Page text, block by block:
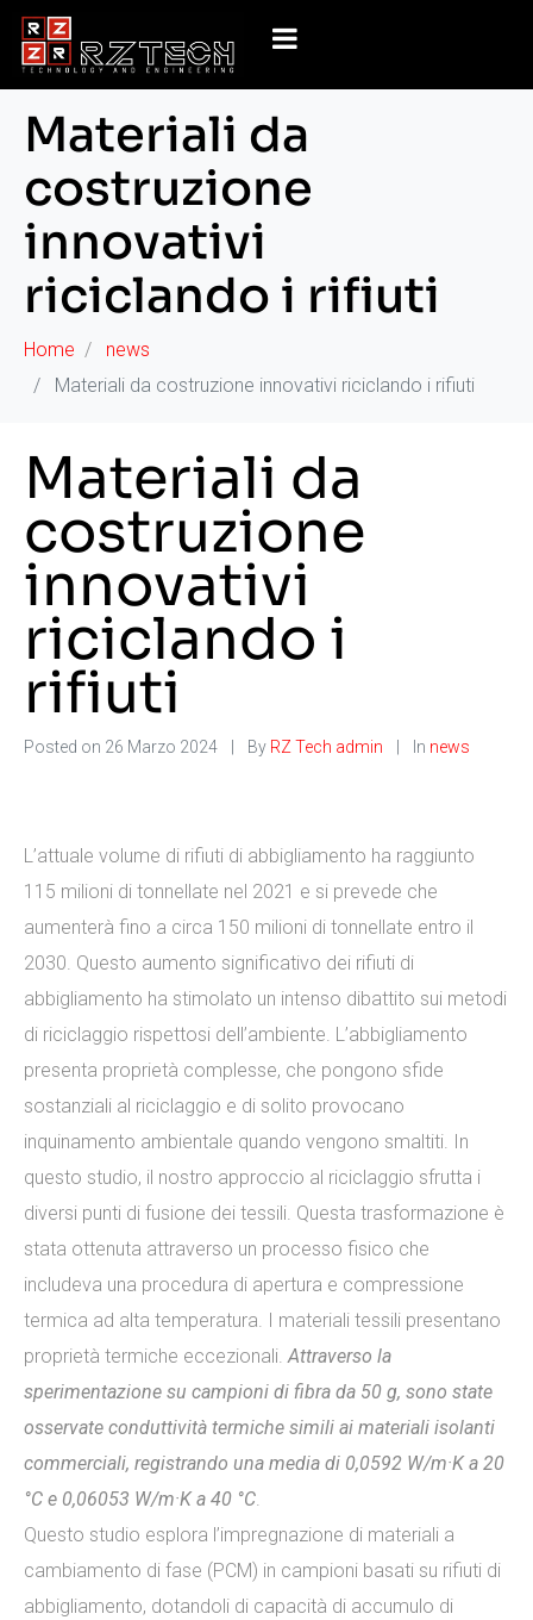
Materiali da
costruzione
innovativi
riciclando i rifiuti
Home
news
Materiali da costruzione innovativi riciclando i rifiuti
Materiali da
costruzione
innovativi
riciclando i
rifiuti
Posted on 26 Marzo 2024 By RZ Tech admin In news
L’attuale volume di rifiuti di abbigliamento ha raggiunto
115 milioni di tonnellate nel 2021 e si prevede che
aumenterà fino a circa 150 milioni di tonnellate entro il
2030. Questo aumento significativo dei rifiuti di
abbigliamento ha stimolato un intenso dibattito sui metodi
di riciclaggio rispettosi dell’ambiente. L’abbigliamento
presenta proprietà complesse, che pongono sfide
sostanziali al riciclaggio e di solito provocano
inquinamento ambientale quando vengono smaltiti. In
questo studio, il nostro approccio al riciclaggio sfrutta i
diversi punti di fusione dei tessili. Questa trasformazione è
stata ottenuta attraverso un processo fisico che
includeva una procedura di apertura e compressione
termica ad alta temperatura. I materiali tessili presentano
proprietà termiche eccezionali.Attraverso la
sperimentazione su campioni di fibra da 50 g, sono state
osservate conduttività termiche simili ai materiali isolanti
commerciali, registrando una media di 0,0592 W/m·K a 20
°C e 0,06053 W/m·K a 40 °C.
Questo studio esplora l’impregnazione di materiali a
cambiamento di fase (PCM) in campioni basati su rifiuti di
abbigliamento, dotandoli di capacità di accumulo di